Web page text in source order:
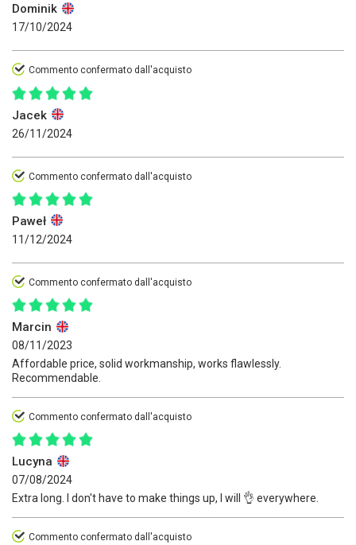
Dominik
17/10/2024
Commento confermato dall'acquisto
Jacek
26/11/2024
Commento confermato dall'acquisto
Paweł
11/12/2024
Commento confermato dall'acquisto
Marcin
08/11/2023
Affordable price, solid workmanship, works flawlessly.
Recommendable.
Commento confermato dall'acquisto
Lucyna
07/08/2024
Extra long. I don't have to make things up, I will 👌 everywhere.
Commento confermato dall'acquisto